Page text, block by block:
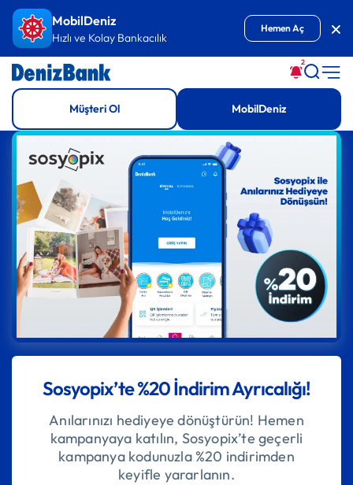
İçeriğe GitMobilDeniz
Hızlı ve Kolay Bankacılık
Hemen Aç
2
Müşteri Ol MobilDeniz
Sosyopix’te %20 İndirim Ayrıcalığı!
Anılarınızı hediyeye dönüştürün! Hemen
kampanyaya katılın, Sosyopix’te geçerli
kampanya kodunuzla %20 indirimden
keyifle yararlanın.